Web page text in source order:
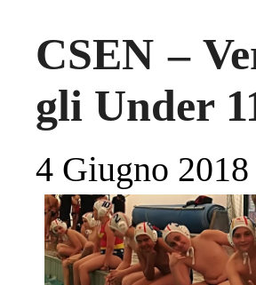
CSEN –
gli Under
4 Giugno 2018